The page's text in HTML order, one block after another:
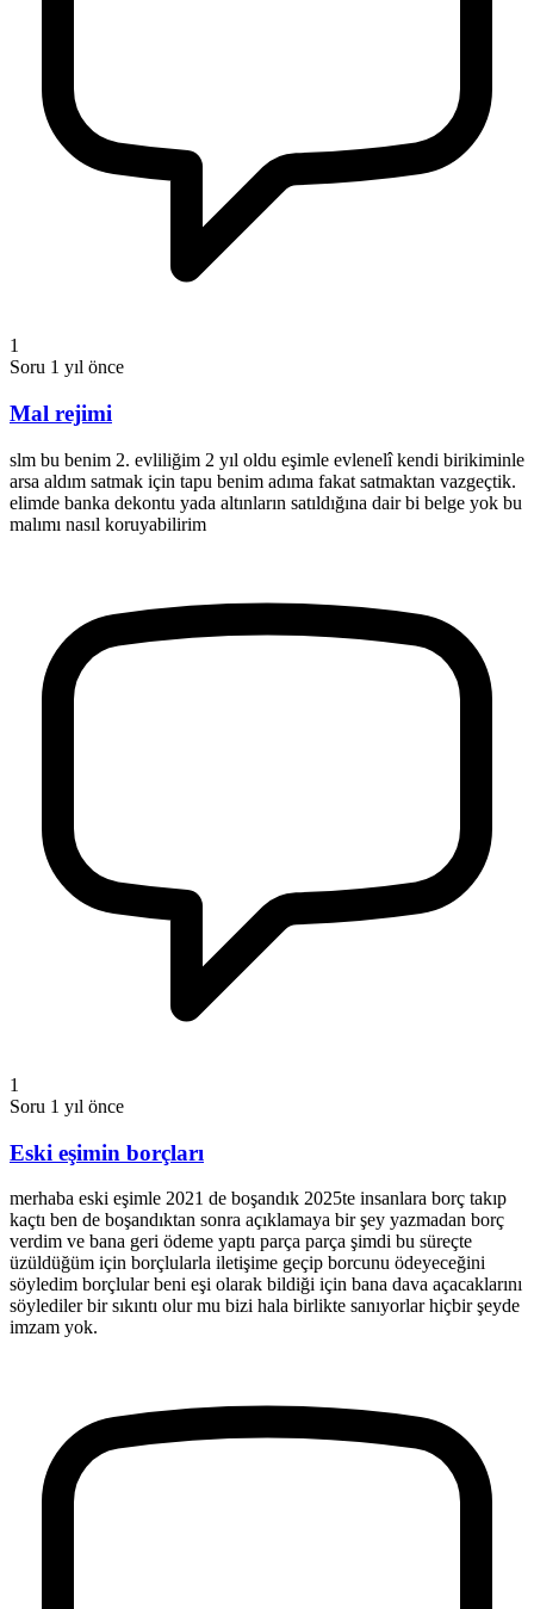
1
Soru 1 yıl önce
Mal rejimi
slm bu benim 2. evliliğim 2 yıl oldu eşimle evlenelî kendi birikiminle
arsa aldım satmak için tapu benim adıma fakat satmaktan vazgeçtik.
elimde banka dekontu yada altınların satıldığına dair bi belge yok bu
malımı nasıl koruyabilirim
1
Soru 1 yıl önce
Eski eşimin borçları
merhaba eski eşimle 2021 de boşandık 2025te insanlara borç takıp
kaçtı ben de boşandıktan sonra açıklamaya bir şey yazmadan borç
verdim ve bana geri ödeme yaptı parça parça şimdi bu süreçte
üzüldüğüm için borçlularla iletişime geçip borcunu ödeyeceğini
söyledim borçlular beni eşi olarak bildiği için bana dava açacaklarını
söylediler bir sıkıntı olur mu bizi hala birlikte sanıyorlar hiçbir şeyde
imzam yok.